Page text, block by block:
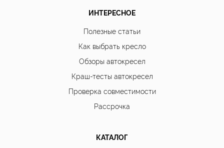
ИНТЕРЕСНОЕ
Полезные статьи
Как выбрать кресло
Обзоры автокресел
Краш-тесты автокресел
Проверка совместимости
Рассрочка
КАТАЛОГ